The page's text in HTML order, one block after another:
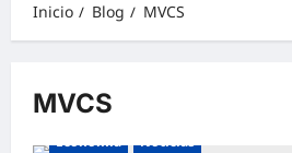
Inicio Blog MVCS
MVCS
Economía Noticias